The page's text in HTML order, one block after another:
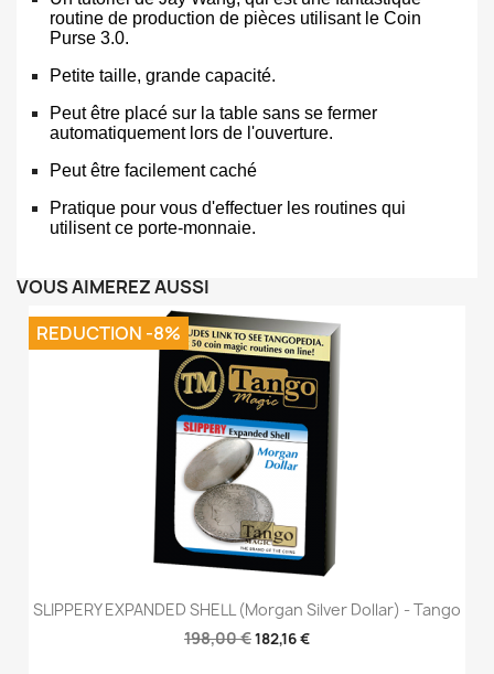
routine de production de pièces utilisant le Coin
Purse 3.0.
Petite taille, grande capacité.
Peut être placé sur la table sans se fermer
automatiquement lors de l'ouverture.
Peut être facilement caché
Pratique pour vous d'effectuer les routines qui
utilisent ce porte-monnaie.
VOUS AIMEREZ AUSSI
SLIPPERY EXPANDED SHELL (Morgan Silver Dollar) - Tango
198,00 €182,16 €
REDUCTION -8%